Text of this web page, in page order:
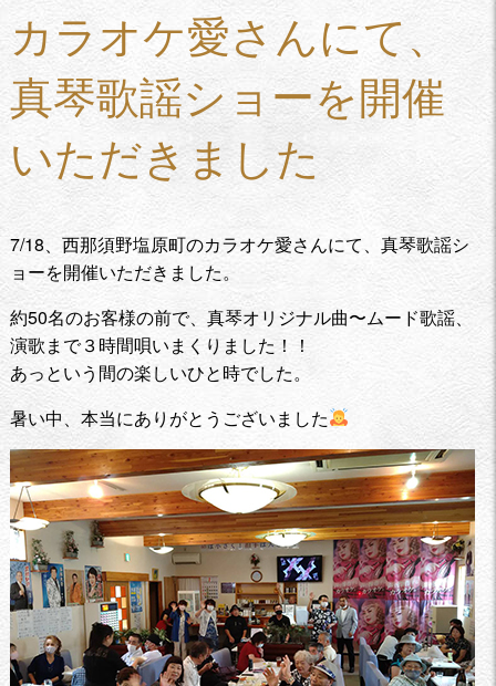
カラオケ愛さんにて、
真琴歌謡ショーを開催
いただきました
7/18、西那須野塩原町のカラオケ愛さんにて、真琴歌謡シ
ョーを開催いただきました。
約50名のお客様の前で、真琴オリジナル曲〜ムード歌謡、
演歌まで３時間唄いまくりました！！
あっという間の楽しいひと時でした。
暑い中、本当にありがとうございました